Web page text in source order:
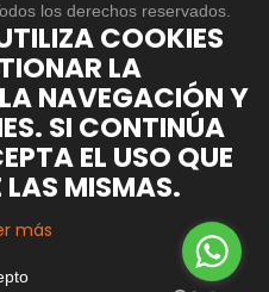
los derechos reservados.
COOKIES
LA
NAVEGACIÓN Y
SI CONTINÚA
EL USO QUE
MISMAS.
más